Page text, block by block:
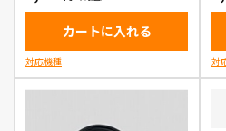
カートに入れる
対応機種 対